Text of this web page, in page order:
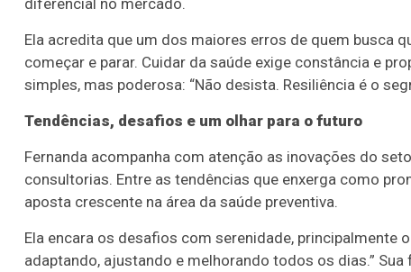
Ela acredita que um dos maiores erros de quem busca
começar e parar. Cuidar da saúde exige constância e
simples, mas poderosa: “Não desista. Resiliência é o
Tendências, desafios e um olhar para o futuro
Fernanda acompanha com atenção as inovações do
consultorias. Entre as tendências que enxerga como
aposta crescente na área da saúde preventiva.
Ela encara os desafios com serenidade, principalmente
adaptando, ajustando e melhorando todos os dias.”